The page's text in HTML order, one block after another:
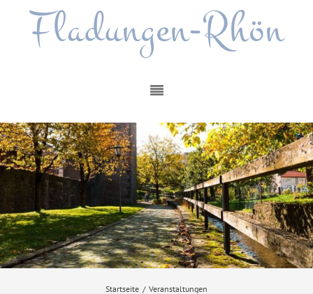
Fladungen-Rhön
Startseite / Veranstaltungen